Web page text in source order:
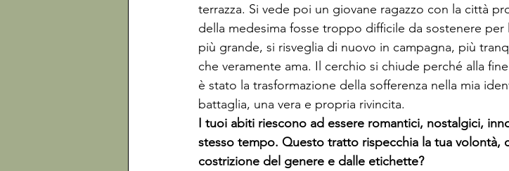
terrazza. Si vede poi un giovane ragazzo con la città
della medesima fosse troppo difficile da sostenere per
più grande, si risveglia di nuovo in campagna, più
che veramente ama. Il cerchio si chiude perché alla
è stato la trasformazione della sofferenza nella mia
battaglia, una vera e propria rivincita.
I tuoi abiti riescono ad essere romantici, nostalgici,
stesso tempo. Questo tratto rispecchia la tua volontà,
costrizione del genere e dalle etichette?